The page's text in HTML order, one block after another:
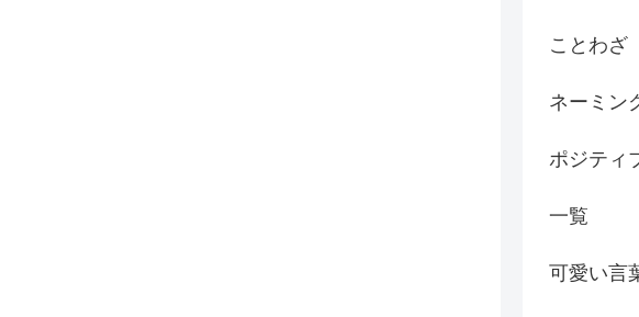
ことわざ
ネーミン
ポジティ
一覧
可愛い言